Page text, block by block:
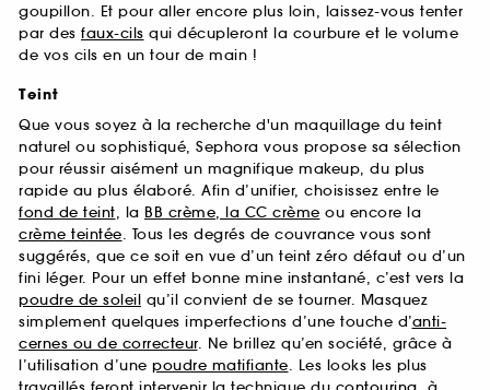
goupillon. Et pour aller encore plus loin, laissez-vous tenter
par des faux-cils qui décupleront la courbure et le volume
de vos cils en un tour de main !
Teint
Que vous soyez à la recherche d'un maquillage du teint
naturel ou sophistiqué, Sephora vous propose sa sélection
pour réussir aisément un magnifique makeup, du plus
rapide au plus élaboré. Afin d’unifier, choisissez entre le
fond de teint, la BB crème, la CC crème ou encore la
crème teintée. Tous les degrés de couvrance vous sont
suggérés, que ce soit en vue d’un teint zéro défaut ou d’un
fini léger. Pour un effet bonne mine instantané, c’est vers la
poudre de soleil qu’il convient de se tourner. Masquez
simplement quelques imperfections d’une touche d’anti-
cernes ou de correcteur. Ne brillez qu’en société, grâce à
l’utilisation d’une poudre matifiante. Les looks les plus